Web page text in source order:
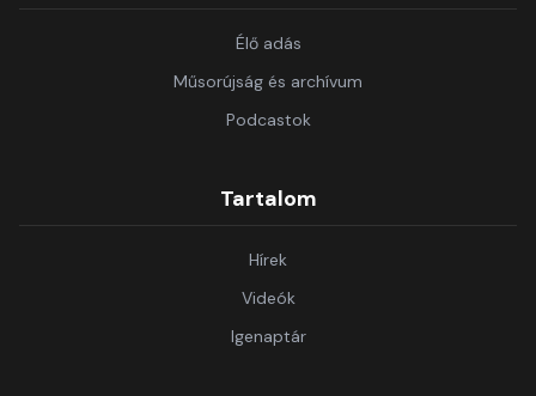
Élő adás
Műsorújság és archívum
Podcastok
Tartalom
Hírek
Videók
Igenaptár